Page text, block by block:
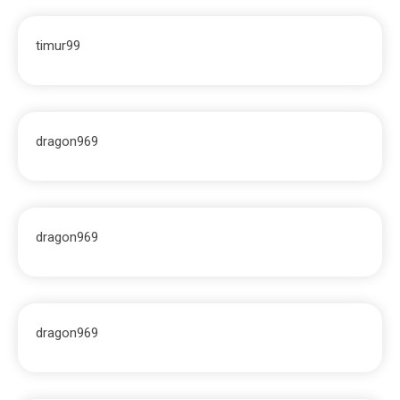
timur99
dragon969
dragon969
dragon969